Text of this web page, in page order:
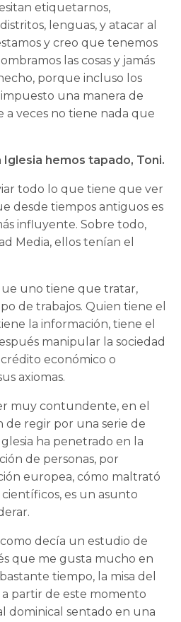
etiquetarnos,
lenguas, y atacar al
y creo que tenemos
las cosas y jamás
porque incluso los
una manera de
a veces no tiene nada que
hemos tapado, Toni.
todo lo que tiene que ver
desde tiempos antiguos es
influyente. Sobre todo,
Media, ellos tenían el
uno tiene que tratar,
de trabajos. Quien tiene el
la información, tiene el
manipular la sociedad
económico o
axiomas.
muy contundente, en el
de regir por una serie de
ha penetrado en la
de personas, por
europea, cómo maltrató
es un asunto
decía un estudio de
que me gusta mucho en
tiempo, la misa del
partir de este momento
dominical sentado en una